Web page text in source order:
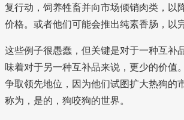
复行动，饲养牲畜并向市场倾销肉类，以
价格。或者他们可能会推出纯素香肠，以
这些例子很愚蠢，但关键是对于一种互补
味着对于另一种互补品来说，更少的价值
争取领先地位，因为他们试图扩大热狗的
称为，是的，狗咬狗的世界。